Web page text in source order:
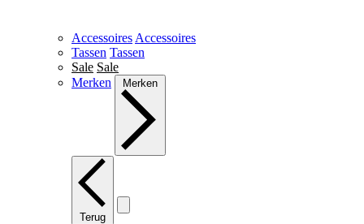
Accessoires Accessoires
Tassen Tassen
Sale Sale
Merken
Merken
Terug